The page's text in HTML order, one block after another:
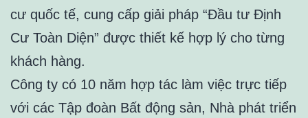
cư quốc tế, cung cấp giải pháp “Đầu tư Định
Cư Toàn Diện” được thiết kế hợp lý cho từng
khách hàng.
Công ty có 10 năm hợp tác làm việc trực tiếp
với các Tập đoàn Bất động sản, Nhà phát triển